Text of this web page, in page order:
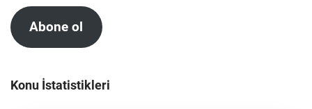
Abone ol
Konu İstatistikleri